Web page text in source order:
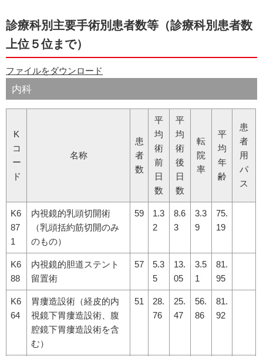
診療科別主要手術別患者数等（診療科別患者数
上位５位まで）
ファイルをダウンロード
内科
K
コ
ー
ド
名称
患
者
数
平
均
術
前
日
数
平
均
術
後
日
数
転
院
率
平
均
年
齢
患
者
用
パ
ス
K6
87
1
内視鏡的乳頭切開術
（乳頭括約筋切開のみ
のもの）
59
1.3
2
8.6
3
3.3
9
75.
19
K6
88
内視鏡的胆道ステント
留置術
57
5.3
5
13.
05
3.5
1
81.
95
K6
64
胃瘻造設術（経皮的内
視鏡下胃瘻造設術、腹
腔鏡下胃瘻造設術を含
む）
51
28.
76
25.
47
56.
86
81.
92